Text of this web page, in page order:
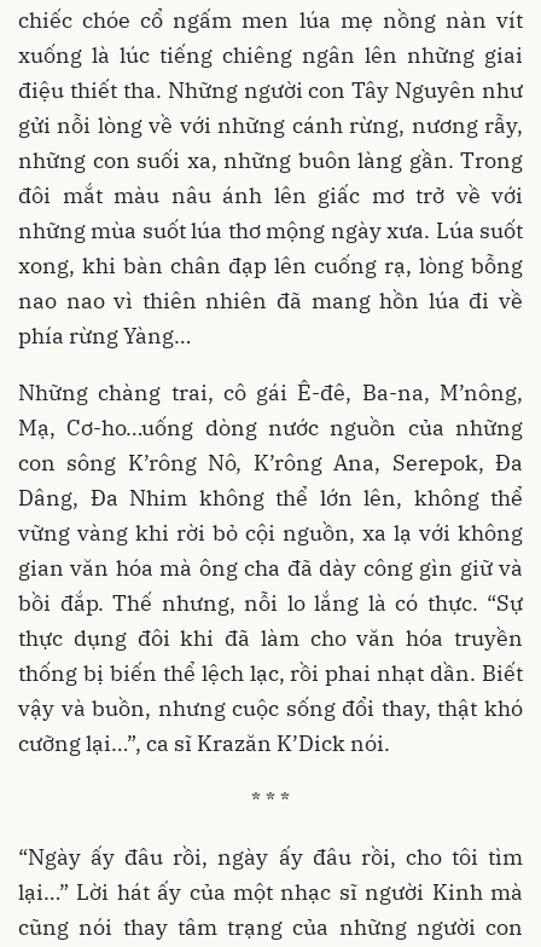
chiếc chóe cổ ngấm men lúa mẹ nồng nàn vít
xuống là lúc tiếng chiêng ngân lên những giai
điệu thiết tha. Những người con Tây Nguyên như
gửi nỗi lòng về với những cánh rừng, nương rẫy,
những con suối xa, những buôn làng gần. Trong
đôi mắt màu nâu ánh lên giấc mơ trở về với
những mùa suốt lúa thơ mộng ngày xưa. Lúa suốt
xong, khi bàn chân đạp lên cuống rạ, lòng bỗng
nao nao vì thiên nhiên đã mang hồn lúa đi về
phía rừng Yàng…
Những chàng trai, cô gái Ê-đê, Ba-na, M’nông,
Mạ, Cơ-ho…uống dòng nước nguồn của những
con sông K’rông Nô, K’rông Ana, Serepok, Đa
Dâng, Đa Nhim không thể lớn lên, không thể
vững vàng khi rời bỏ cội nguồn, xa lạ với không
gian văn hóa mà ông cha đã dày công gìn giữ và
bồi đắp. Thế nhưng, nỗi lo lắng là có thực. “Sự
thực dụng đôi khi đã làm cho văn hóa truyền
thống bị biến thể lệch lạc, rồi phai nhạt dần. Biết
vậy và buồn, nhưng cuộc sống đổi thay, thật khó
cưỡng lại…”, ca sĩ Krazăn K’Dick nói.
* * *
“Ngày ấy đâu rồi, ngày ấy đâu rồi, cho tôi tìm
lại…” Lời hát ấy của một nhạc sĩ người Kinh mà
cũng nói thay tâm trạng của những người con